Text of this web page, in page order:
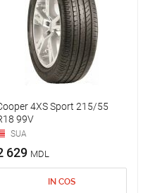
4XS Sport 215/55
99V
SUA
629 MDL
IN COS